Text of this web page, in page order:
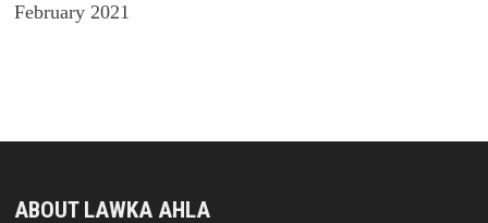
February 2021
ABOUT LAWKA AHLA